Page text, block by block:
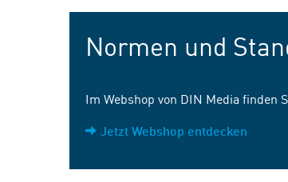
Normen und
Im Webshop von DIN Media
Jetzt Webshop entdecken